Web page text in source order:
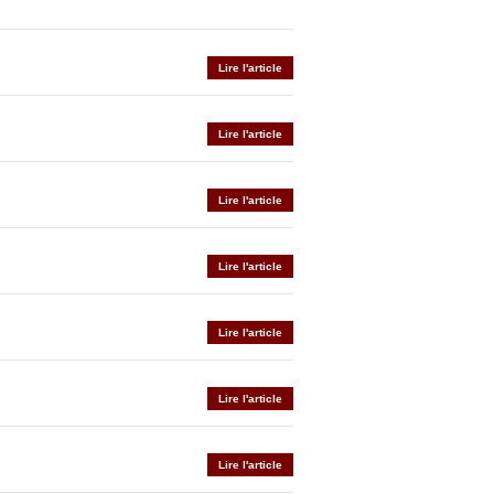
Lire l'article
Lire l'article
Lire l'article
Lire l'article
Lire l'article
Lire l'article
Lire l'article